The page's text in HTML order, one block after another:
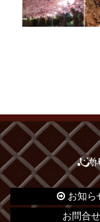
お知ら
お問合せ